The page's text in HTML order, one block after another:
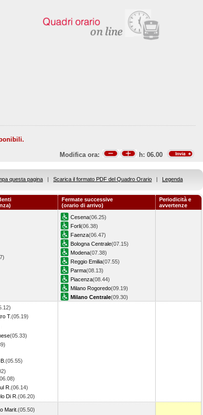
Modifica ora: h: 06.00
questa pagina | Scarica il formato PDF del Quadro Orario | Legenda
Fermate successive
(orario di arrivo)
Periodicità e
avvertenze
Cesena(06.25)
Forli(06.38)
Faenza(06.47)
Bologna Centrale(07.15)
Modena(07.38)
Reggio Emilia(07.55)
Parma(08.13)
Piacenza(08.44)
Milano Rogoredo(09.19)
Milano Centrale(09.30)
T.(05.19)
(05.33)
(05.55)
R. (06.14)
Di R. (06.20)
Marit. (05.50)